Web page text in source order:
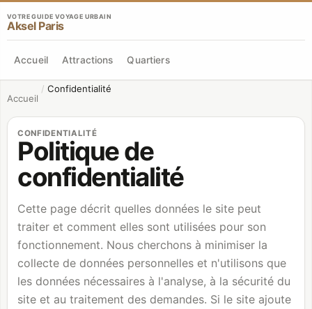
VOTRE GUIDE VOYAGE URBAIN
Aksel Paris
Accueil Attractions Quartiers
Accueil
/ Confidentialité
CONFIDENTIALITÉ
Politique de
confidentialité
Cette page décrit quelles données le site peut
traiter et comment elles sont utilisées pour son
fonctionnement. Nous cherchons à minimiser la
collecte de données personnelles et n'utilisons que
les données nécessaires à l'analyse, à la sécurité du
site et au traitement des demandes. Si le site ajoute